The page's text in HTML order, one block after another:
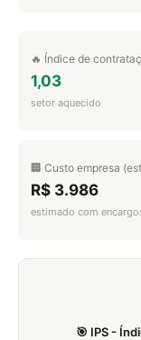
🔥 Índice de
1,03
setor aquecido
🏢 Custo empresa
R$ 3.986
estimado com
🎯 IPS -